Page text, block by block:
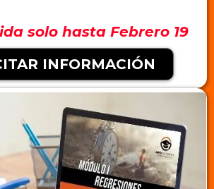
solo hasta Febrero 19
INFORMACIÓN